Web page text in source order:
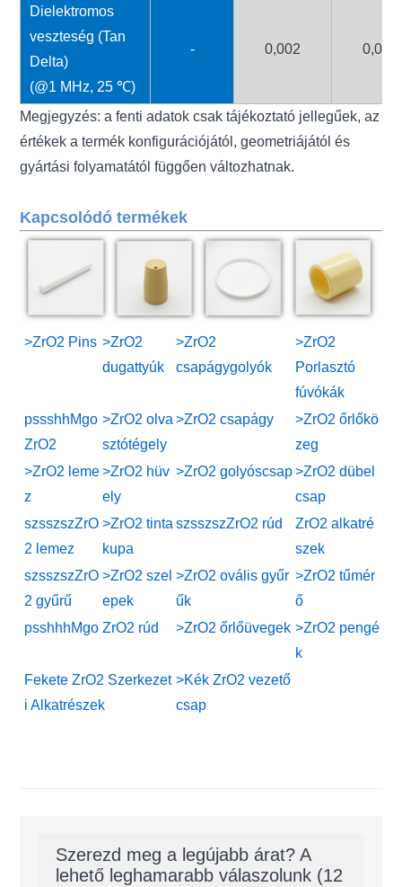
Dielektromos
veszteség (Tan
Delta)
(@1 MHz, 25 ℃)
- 0,002 0,002
Megjegyzés: a fenti adatok csak tájékoztató jellegűek, az
értékek a termék konfigurációjától, geometriájától és
gyártási folyamatától függően változhatnak.
Kapcsolódó termékek
>ZrO2 Pins >ZrO2
dugattyúk
>ZrO2
csapágygolyók
>ZrO2
Porlasztó
fúvókák
pssshhMgo
ZrO2
>ZrO2 olva
sztótégely
>ZrO2 csapágy
>ZrO2 őrlőkö
zeg
>ZrO2 leme
z
>ZrO2 hüv
ely
>ZrO2 golyóscsap >ZrO2 dübel
csap
szsszszZrO
2 lemez
>ZrO2 tinta
kupa
szsszszZrO2 rúd
ZrO2 alkatré
szek
szsszszZrO
2 gyűrű
>ZrO2 szel
epek
>ZrO2 ovális gyűr
űk
>ZrO2 tűmér
ő
psshhhMgo ZrO2 rúd
>ZrO2 őrlőüvegek >ZrO2 pengé
k
Fekete ZrO2 Szerkezet
i Alkatrészek
>Kék ZrO2 vezető
csap
Szerezd meg a legújabb árat? A
lehető leghamarabb válaszolunk (12